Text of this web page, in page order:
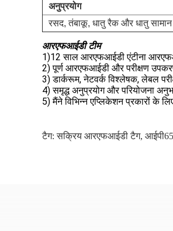
अनुप्रयोग
रसद, तंबाकू, धातु रैक और धातु
आरएफआईडी टीम
1)12 साल आरएफआईडी एंटीना
2) पूर्ण आरएफआईडी और परीक्षण
3) डार्करूम, नेटवर्क विश्लेषक, लेबल
4) समृद्ध अनुप्रयोग और परियोजना
5) मैंने विभिन्न एप्लिकेशन प्रकारों के
टैग:सक्रिय आरएफआईडी टैग,